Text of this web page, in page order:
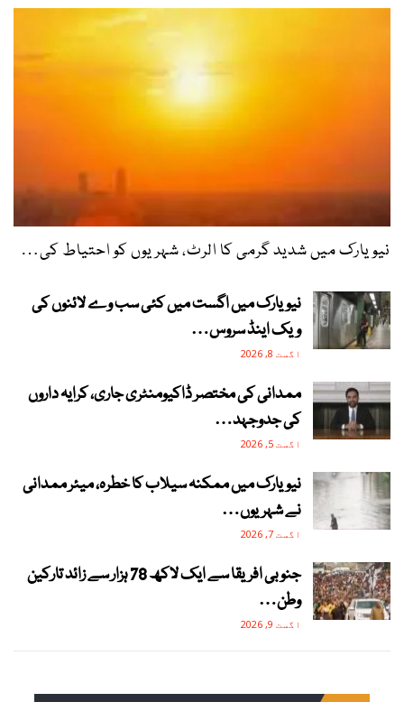
نیویارک میں شدید گرمی کا الرٹ، شہریوں کو احتیاط کی…
نیویارک میں اگست میں کئی سب وے لائنوں کی
ویک اینڈ سروس…
اگست 8, 2026
ممدانی کی مختصر ڈاکیومنٹری جاری، کرایہ داروں
کی جدوجہد…
اگست 5, 2026
نیویارک میں ممکنہ سیلاب کا خطرہ، میئر ممدانی
نے شہریوں…
اگست 7, 2026
جنوبی افریقا سے ایک لاکھ 78 ہزار سے زائد تارکین
وطن…
اگست 9, 2026